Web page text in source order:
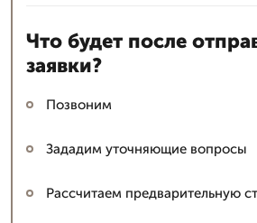
Что будет после
заявки?
Позвоним
Зададим уточняющие вопросы
Рассчитаем предварительную